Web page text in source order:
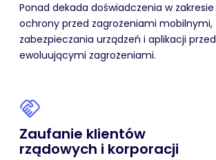
Ponad dekada doświadczenia w zakresie
ochrony przed zagrożeniami mobilnymi,
zabezpieczania urządzeń i aplikacji przed
ewoluującymi zagrożeniami.
Zaufanie klientów
rządowych i korporacji